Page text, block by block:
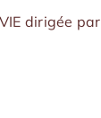
dirigée par